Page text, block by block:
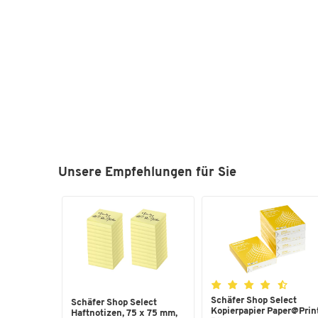
Unsere Empfehlungen für Sie
Schäfer Shop Select
Haftnotizen, 75 x 75 mm,
Schäfer Shop Select
Kopierpapier